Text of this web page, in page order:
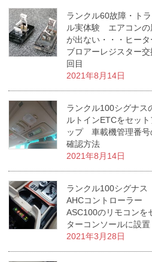
ランクル60故障・ト
ル実体験 エアコンの
が出ない・・・ヒータ
ブロアーレジスター交
回目
2021年8月14日
ランクル100シグナス
ルトインETCをセット
ップ 車載機管理番号
確認方法
2021年8月14日
ランクル100シグナス
AHCコントローラー
ASC100のリモコンを
ターコンソールに設置
2021年3月28日